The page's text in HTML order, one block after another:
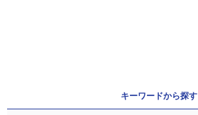
キーワードから探す